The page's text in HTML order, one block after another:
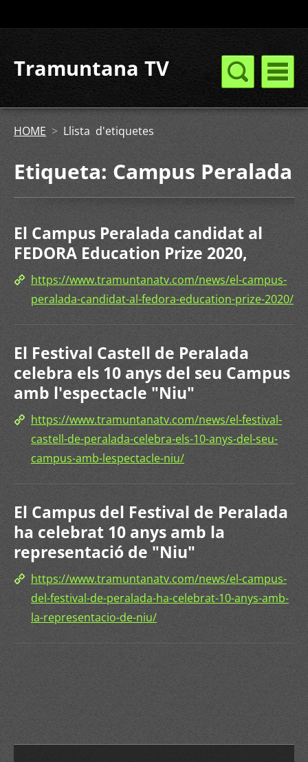
Tramuntana TV
HOME > Llista d'etiquetes
Etiqueta: Campus Peralada
El Campus Peralada candidat al
FEDORA Education Prize 2020,
https://www.tramuntanatv.com/news/el-campus-
peralada-candidat-al-fedora-education-prize-2020/
El Festival Castell de Peralada
celebra els 10 anys del seu Campus
amb l'espectacle "Niu"
https://www.tramuntanatv.com/news/el-festival-
castell-de-peralada-celebra-els-10-anys-del-seu-
campus-amb-lespectacle-niu/
El Campus del Festival de Peralada
ha celebrat 10 anys amb la
representació de "Niu"
https://www.tramuntanatv.com/news/el-campus-
del-festival-de-peralada-ha-celebrat-10-anys-amb-
la-representacio-de-niu/